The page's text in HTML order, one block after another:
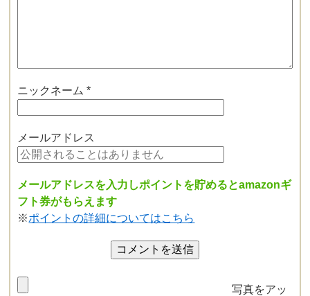
ニックネーム*
メールアドレス
メールアドレスを入力しポイントを貯めるとamazonギ
フト券がもらえます
※ポイントの詳細についてはこちら
写真をアッ